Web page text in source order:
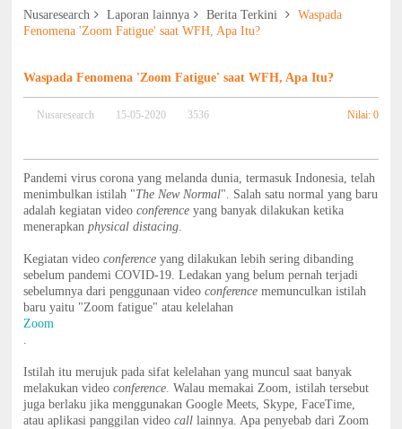
Nusaresearch Laporan lainnya Berita Terkini
Waspada
Fenomena 'Zoom Fatigue' saat WFH, Apa Itu?
Waspada Fenomena 'Zoom Fatigue' saat WFH, Apa Itu?
Nusaresearch 15-05-2020 3536 Nilai: 0
Pandemi virus corona yang melanda dunia, termasuk Indonesia, telah
menimbulkan istilah "The New Normal". Salah satu normal yang baru
adalah kegiatan videoconference yang banyak dilakukan ketika
menerapkanphysical distacing.
Kegiatan videoconferenceyang dilakukan lebih sering dibanding
sebelum pandemi COVID-19. Ledakan yang belum pernah terjadi
sebelumnya dari penggunaan videoconferencememunculkan istilah
baru yaitu "Zoom fatigue" atau kelelahan
Zoom
.
Istilah itu merujuk pada sifat kelelahan yang muncul saat banyak
melakukan videoconference. Walau memakai Zoom, istilah tersebut
juga berlaku jika menggunakan Google Meets, Skype, FaceTime,
atau aplikasi panggilan videocalllainnya. Apa penyebab dari Zoom